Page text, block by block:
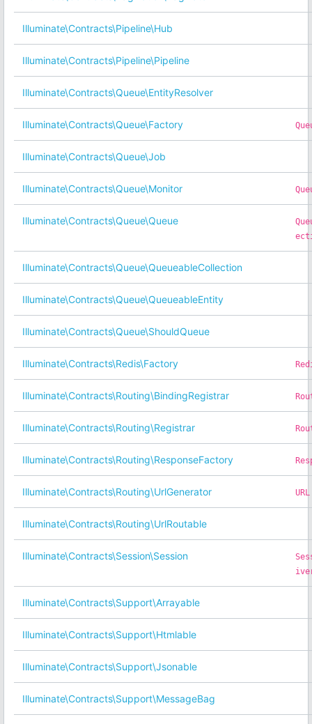
Illuminate\Contracts\Pipeline\Hub
Illuminate\Contracts\Pipeline\Pipeline
Illuminate\Contracts\Queue\EntityResolver
Illuminate\Contracts\Queue\Factory
Illuminate\Contracts\Queue\Job
Illuminate\Contracts\Queue\Monitor
Illuminate\Contracts\Queue\Queue
Illuminate\Contracts\Queue\QueueableCollection
Illuminate\Contracts\Queue\QueueableEntity
Illuminate\Contracts\Queue\ShouldQueue
Illuminate\Contracts\Redis\Factory
Illuminate\Contracts\Routing\BindingRegistrar
Illuminate\Contracts\Routing\Registrar
Illuminate\Contracts\Routing\ResponseFactory
Illuminate\Contracts\Routing\UrlGenerator URL
Illuminate\Contracts\Routing\UrlRoutable
Illuminate\Contracts\Session\Session
Illuminate\Contracts\Support\Arrayable
Illuminate\Contracts\Support\Htmlable
Illuminate\Contracts\Support\Jsonable
Illuminate\Contracts\Support\MessageBag